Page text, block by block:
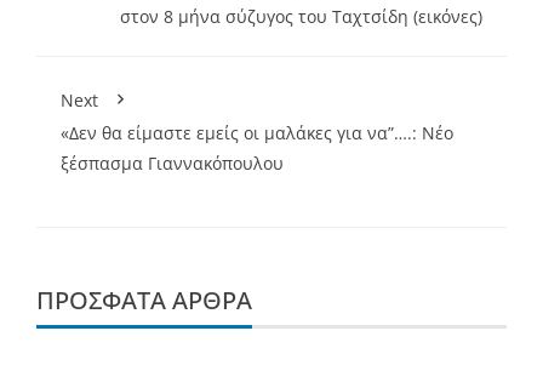
στον 8 μήνα σύζυγος του Ταχτσίδη (εικόνες)
Next
«Δεν θα είμαστε εμείς οι μαλάκες για να”….: Νέο
ξέσπασμα Γιαννακόπουλου
ΠΡΌΣΦΑΤΑ ΆΡΘΡΑ